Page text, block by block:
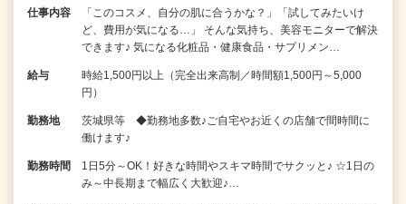
仕事内容
「このコスメ、自分の肌に合うかな？」「試してみたいけ
ど、費用が気になる…」 そんな気持ち、美容モニターで解決
できます♪ 気になる化粧品・健康食品・サプリメン…
給与
時給1,500円以上（完全出来高制／時間額1,500円～5,000
円）
勤務地
茨城県等 ◆勤務地多数♪ご自宅やお近くの店舗で間時間に
働けます♪
勤務時間
1日5分～OK！好きな時間やスキマ時間でサクッと♪ ☆1日の
み～中長期まで幅広く大歓迎♪…